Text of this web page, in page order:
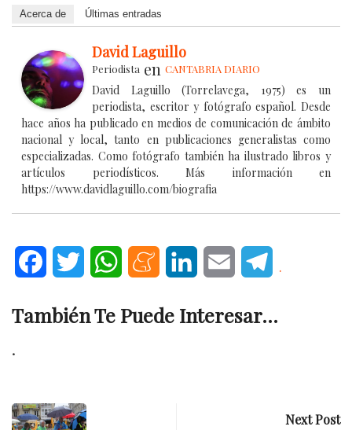
Acerca de Últimas entradas
David Laguillo
Periodista en CANTABRIA DIARIO
David Laguillo (Torrelavega, 1975) es un
periodista, escritor y fotógrafo español. Desde
hace años ha publicado en medios de comunicación de ámbito
nacional y local, tanto en publicaciones generalistas como
especializadas. Como fotógrafo también ha ilustrado libros y
artículos periodísticos. Más información en
https://www.davidlaguillo.com/biografia
FacebookTwitter WhatsAppMeneameLinkedInEmail .
También Te Puede Interesar...
.
Next Post